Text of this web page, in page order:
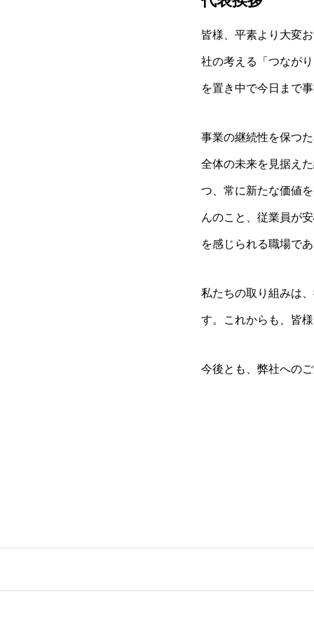
皆様、平素より大変
社の考える「つなが
を置き中で今日まで
事業の継続性を保つ
全体の未来を見据え
つ、常に新たな価値
んのこと、従業員が
を感じられる職場で
私たちの取り組みは
す。これからも、皆
今後とも、弊社への